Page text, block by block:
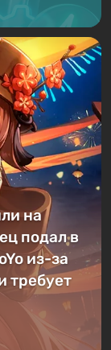
на
подал в
из-за
требует